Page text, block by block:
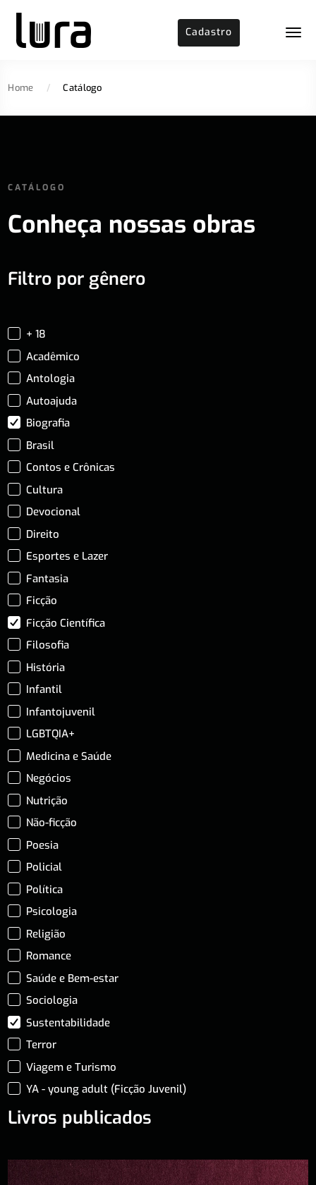
Cadastro
Home / Catálogo
CATÁLOGO
Conheça nossas obras
Filtro por gênero
+ 18
Acadêmico
Antologia
Autoajuda
Biografia
Brasil
Contos e Crônicas
Cultura
Devocional
Direito
Esportes e Lazer
Fantasia
Ficção
Ficção Científica
Filosofia
História
Infantil
Infantojuvenil
LGBTQIA+
Medicina e Saúde
Negócios
Nutrição
Não-ficção
Poesia
Policial
Política
Psicologia
Religião
Romance
Saúde e Bem-estar
Sociologia
Sustentabilidade
Terror
Viagem e Turismo
YA - young adult (Ficção Juvenil)
Livros publicados